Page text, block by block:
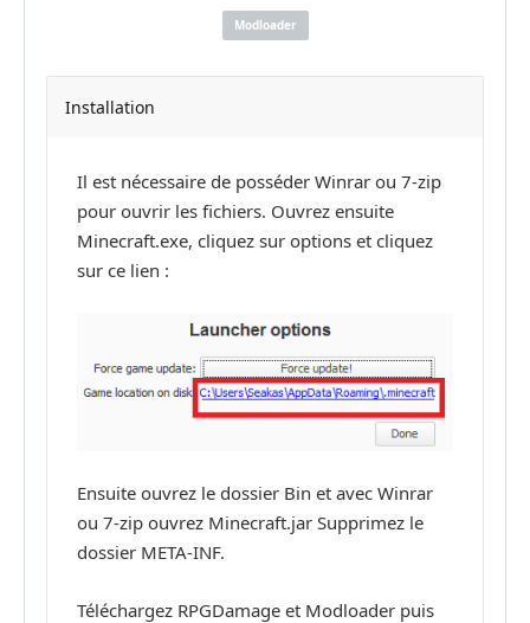
Modloader
Installation
Il est nécessaire de posséder Winrar ou 7-zip
pour ouvrir les fichiers. Ouvrez ensuite
Minecraft.exe, cliquez sur options et cliquez
sur ce lien :
Ensuite ouvrez le dossier Bin et avec Winrar
ou 7-zip ouvrez Minecraft.jar Supprimez le
dossier META-INF.
Téléchargez RPGDamage et Modloader puis